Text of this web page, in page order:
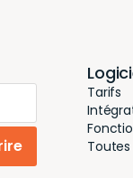
Tarifs